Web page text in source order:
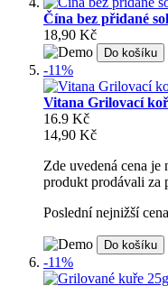
Čína bez přidané
18,90 Kč
Do košíku
-11%
Vitana Grilovací
16.9 Kč
14,90 Kč
Zde uvedená cena je
produkt prodávali za
Poslední nejnižší
Do košíku
-11%